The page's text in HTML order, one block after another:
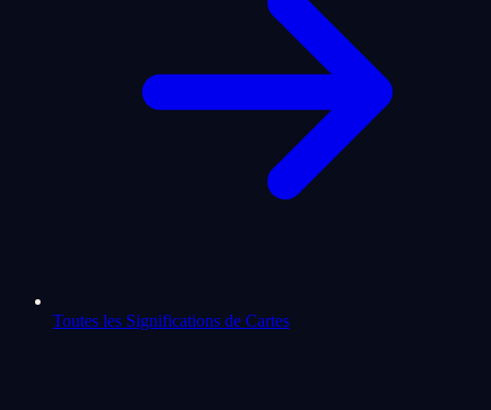
Toutes les Significations de Cartes